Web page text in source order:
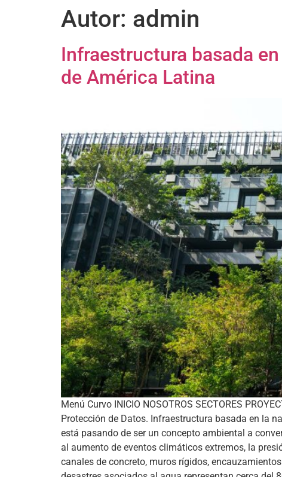
Autor: admin
Infraestructura basada
de América Latina
Menú Curvo INICIO NOSOTROS SECTORES
Protección de Datos. Infraestructura basada en la
está pasando de ser un concepto ambiental a
al aumento de eventos climáticos extremos, la
canales de concreto, muros rígidos,